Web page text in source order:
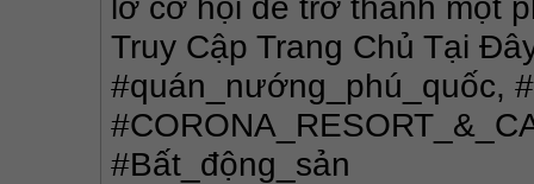
Truy Cập Trang Chủ Tại
#quán_nướng_phú_quốc,
#Bất_động_sản